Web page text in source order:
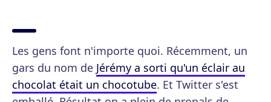
Les gens font n'importe quoi. Récemment, un
gars du nom de Jérémy a sorti qu'un éclair au
chocolat était un chocotube. Et Twitter s'est